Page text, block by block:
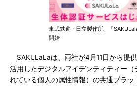
東武鉄道・日立製作所、「
開始
SAKULaLaは、両社が4月11日から提
活用したデジタルアイデンティティー（
れている個人の属性情報）の共通プラッ